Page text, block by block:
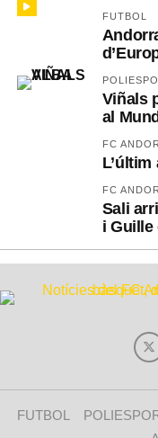
FUTBOL
Viñals
al
FC
FC
Sali
i Guille
FUTBOL